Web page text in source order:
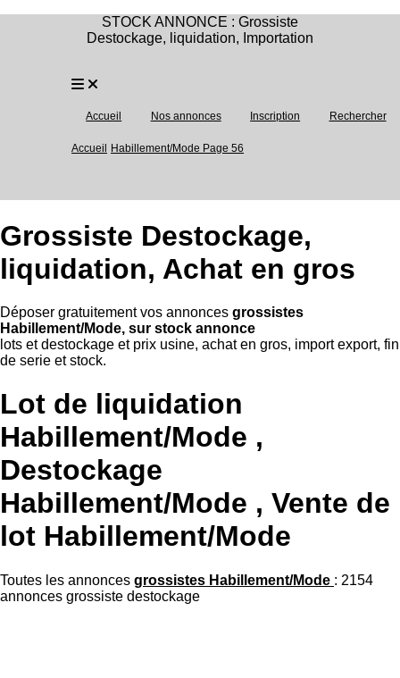
STOCK ANNONCE : Grossiste
Destockage, liquidation, Importation
Accueil Nos annonces Inscription Rechercher
Accueil Habillement/Mode Page 56
Grossiste Destockage,
liquidation, Achat en gros
Déposer gratuitement vos annonces grossistes
Habillement/Mode, sur stock annonce
lots et destockage et prix usine, achat en gros, import export, fin
de serie et stock.
Lot de liquidation
Habillement/Mode ,
Destockage
Habillement/Mode , Vente de
lot Habillement/Mode
Toutes les annonces grossistes Habillement/Mode : 2154
annonces grossiste destockage